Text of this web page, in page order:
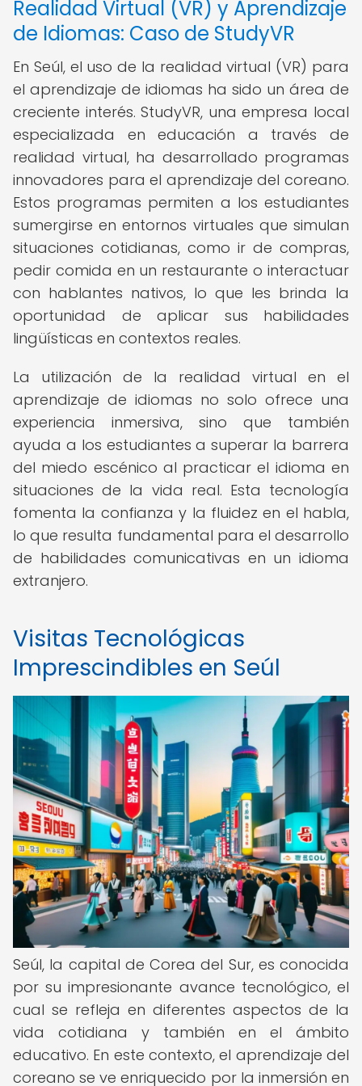
Realidad Virtual (VR) y Aprendizaje
de Idiomas: Caso de StudyVR
En Seúl, el uso de la realidad virtual (VR) para
el aprendizaje de idiomas ha sido un área de
creciente interés. StudyVR, una empresa local
especializada en educación a través de
realidad virtual, ha desarrollado programas
innovadores para el aprendizaje del coreano.
Estos programas permiten a los estudiantes
sumergirse en entornos virtuales que simulan
situaciones cotidianas, como ir de compras,
pedir comida en un restaurante o interactuar
con hablantes nativos, lo que les brinda la
oportunidad de aplicar sus habilidades
lingüísticas en contextos reales.
La utilización de la realidad virtual en el
aprendizaje de idiomas no solo ofrece una
experiencia inmersiva, sino que también
ayuda a los estudiantes a superar la barrera
del miedo escénico al practicar el idioma en
situaciones de la vida real. Esta tecnología
fomenta la confianza y la fluidez en el habla,
lo que resulta fundamental para el desarrollo
de habilidades comunicativas en un idioma
extranjero.
Visitas Tecnológicas
Imprescindibles en Seúl
Seúl, la capital de Corea del Sur, es conocida
por su impresionante avance tecnológico, el
cual se refleja en diferentes aspectos de la
vida cotidiana y también en el ámbito
educativo. En este contexto, el aprendizaje del
coreano se ve enriquecido por la inmersión en